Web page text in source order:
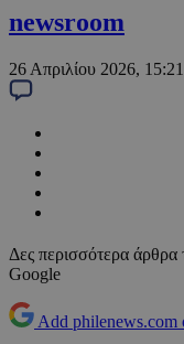
newsroom
26 Απριλίου 2026, 15:21
Δες περισσότερα άρθρα
Google
Add philenews.com